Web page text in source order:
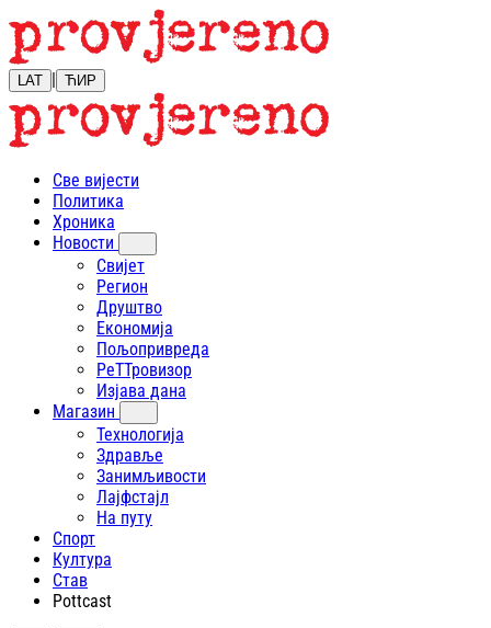
LAT | ЋИР
Све вијести
Политика
Хроника
Новости
Свијет
Регион
Друштво
Економија
Пољопривреда
РеТТровизор
Изјава дана
Магазин
Технологија
Здравље
Занимљивости
Лајфстajл
На путу
Спорт
Култура
Став
Pottcast